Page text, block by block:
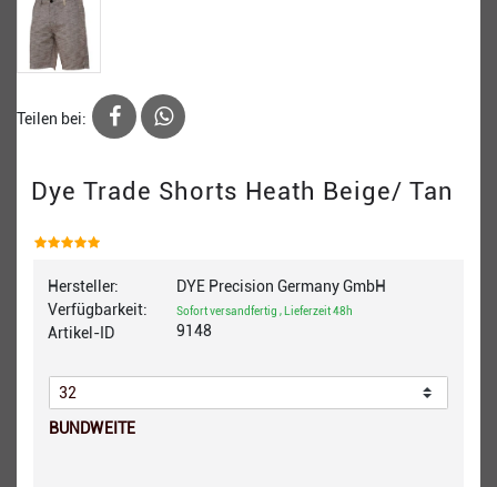
Teilen bei:
Dye Trade Shorts Heath Beige/ Tan
Hersteller:
Verfügbarkeit:
Artikel-ID
DYE Precision Germany GmbH
Sofort versandfertig , Lieferzeit 48h
9148
BUNDWEITE